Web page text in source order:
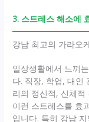
3. 스트레스 해소에
강남 최고의 가라오
일상생활에서 느끼
다. 직장, 학업, 대인
리의 정신적, 신체적
이런 스트레스를 효
입니다. 특히 강남